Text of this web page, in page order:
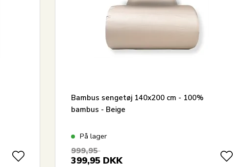
Bambus sengetøj 140x200 cm - 100%
bambus - Beige
På lager
999,95
399,95 DKK